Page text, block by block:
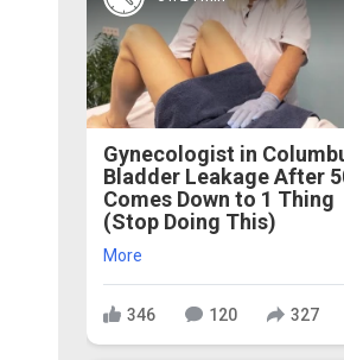
Gynecologist in
Bladder Leakage After
Comes Down to 1 Thing
(Stop Doing This)
More
346 120 327